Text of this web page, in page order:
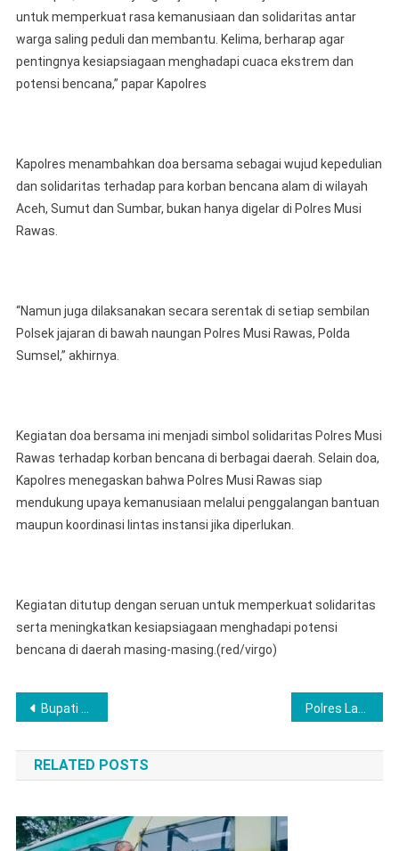
untuk memperkuat rasa kemanusiaan dan solidaritas antar
warga saling peduli dan membantu. Kelima, berharap agar
pentingnya kesiapsiagaan menghadapi cuaca ekstrem dan
potensi bencana,” papar Kapolres
Kapolres menambahkan doa bersama sebagai wujud kepedulian
dan solidaritas terhadap para korban bencana alam di wilayah
Aceh, Sumut dan Sumbar, bukan hanya digelar di Polres Musi
Rawas.
“Namun juga dilaksanakan secara serentak di setiap sembilan
Polsek jajaran di bawah naungan Polres Musi Rawas, Polda
Sumsel,” akhirnya.
Kegiatan doa bersama ini menjadi simbol solidaritas Polres Musi
Rawas terhadap korban bencana di berbagai daerah. Selain doa,
Kapolres menegaskan bahwa Polres Musi Rawas siap
mendukung upaya kemanusiaan melalui penggalangan bantuan
maupun koordinasi lintas instansi jika diperlukan.
Kegiatan ditutup dengan seruan untuk memperkuat solidaritas
serta meningkatkan kesiapsiagaan menghadapi potensi
bencana di daerah masing-masing.(red/virgo)
Post
navigation
Bupati Labuhanbatu Hadiri Konferensi PWI ke-IX, Dorong Pers Tetap Profesional dan Bermartabat
RELATED POSTS